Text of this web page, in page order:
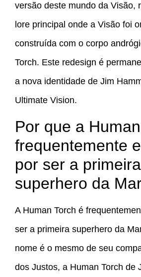
versão deste mundo da Visão,
lore principal onde a Visão foi
construída com o corpo
Torch. Este redesign é
a nova identidade de Jim
Ultimate Vision.
Por que a
frequentemente
por ser a primeira
superhero da
A Human Torch é
ser a primeira superhero da
nome é o mesmo de seu
dos Justos, a Human Torch de